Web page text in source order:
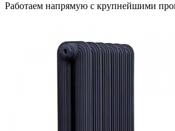
Работаем напрямую с крупнейшими